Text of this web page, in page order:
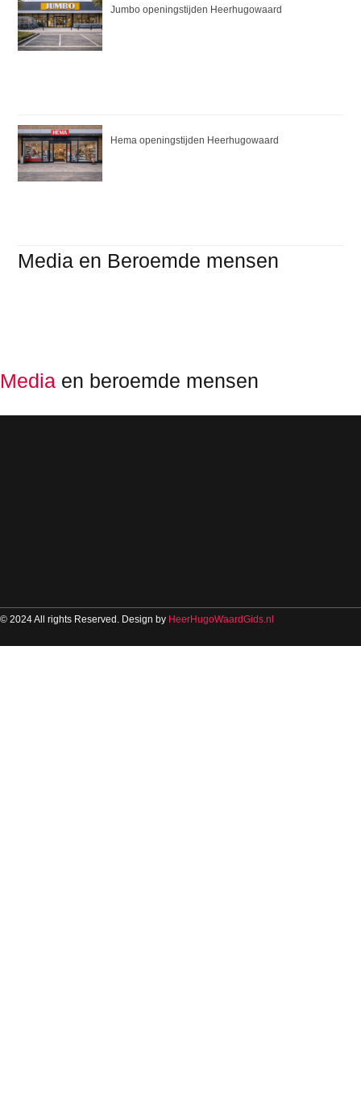
Jumbo openingstijden Heerhugowaard
Hema openingstijden Heerhugowaard
Media en Beroemde mensen
Media en beroemde mensen
© 2024 All rights Reserved. Design by HeerHugoWaardGids.nl